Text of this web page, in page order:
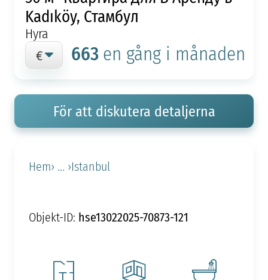
Kadıköy, Стамбул
Hyra
663en gång i månaden
För att diskutera detaljerna
Hem› ... ›Istanbul
Objekt-ID: hse13022025-70873-121